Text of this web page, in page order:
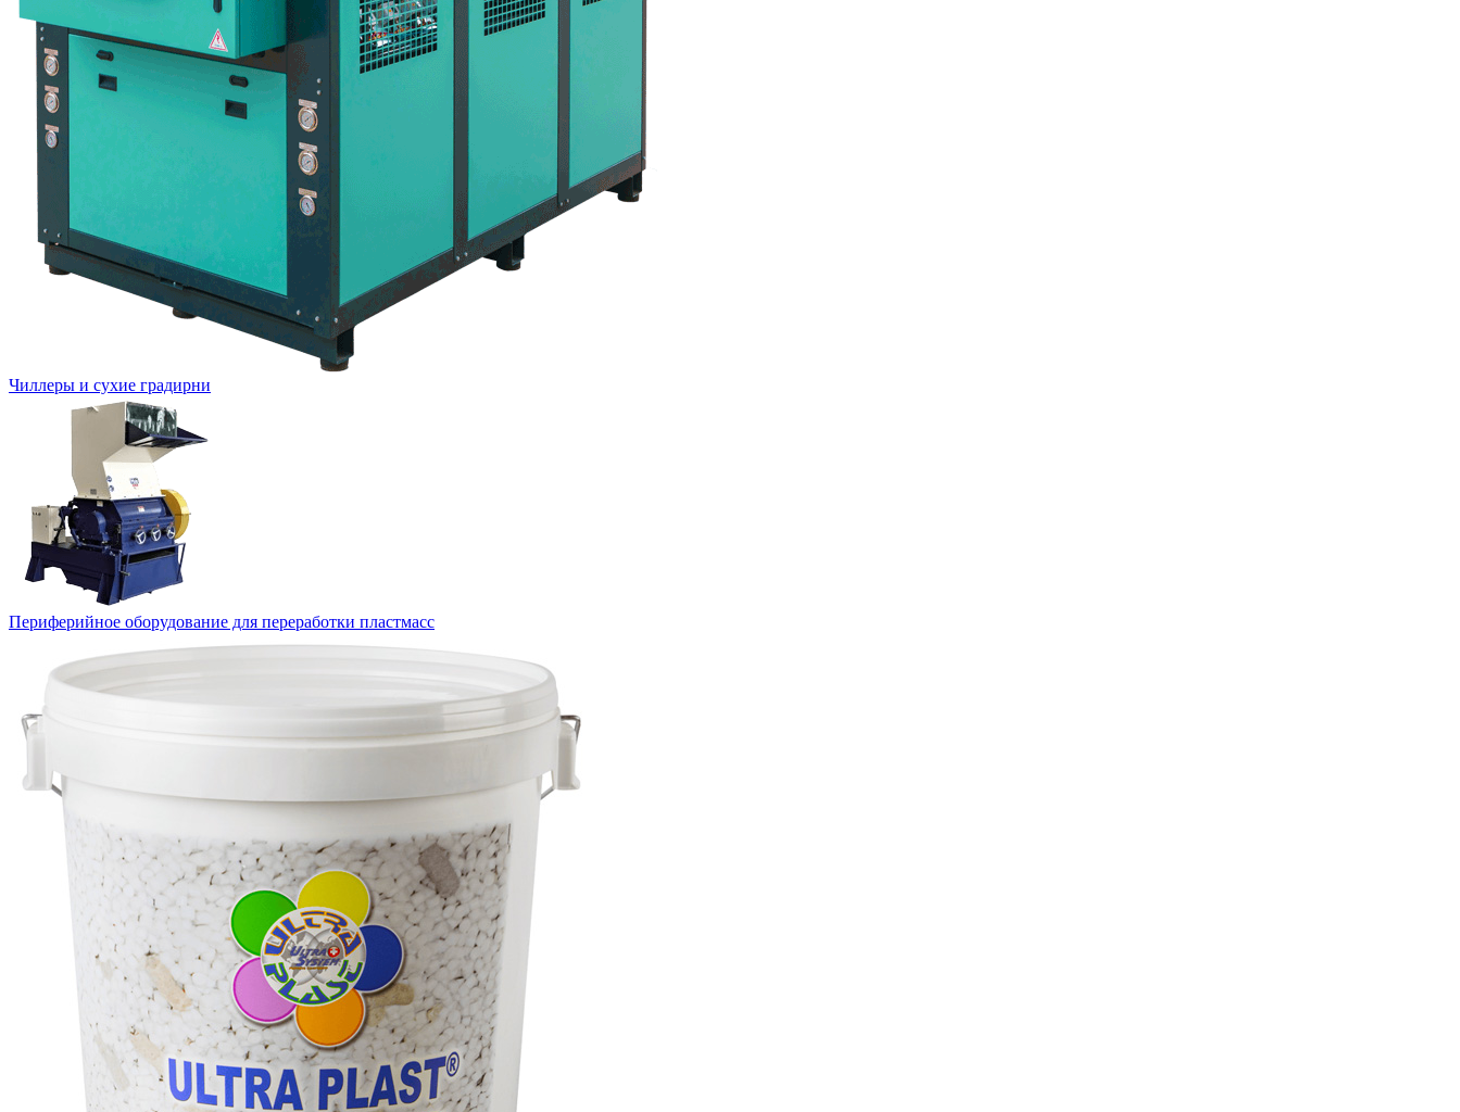
Чиллеры и сухие градирни
Периферийное оборудование для переработки пластмасс